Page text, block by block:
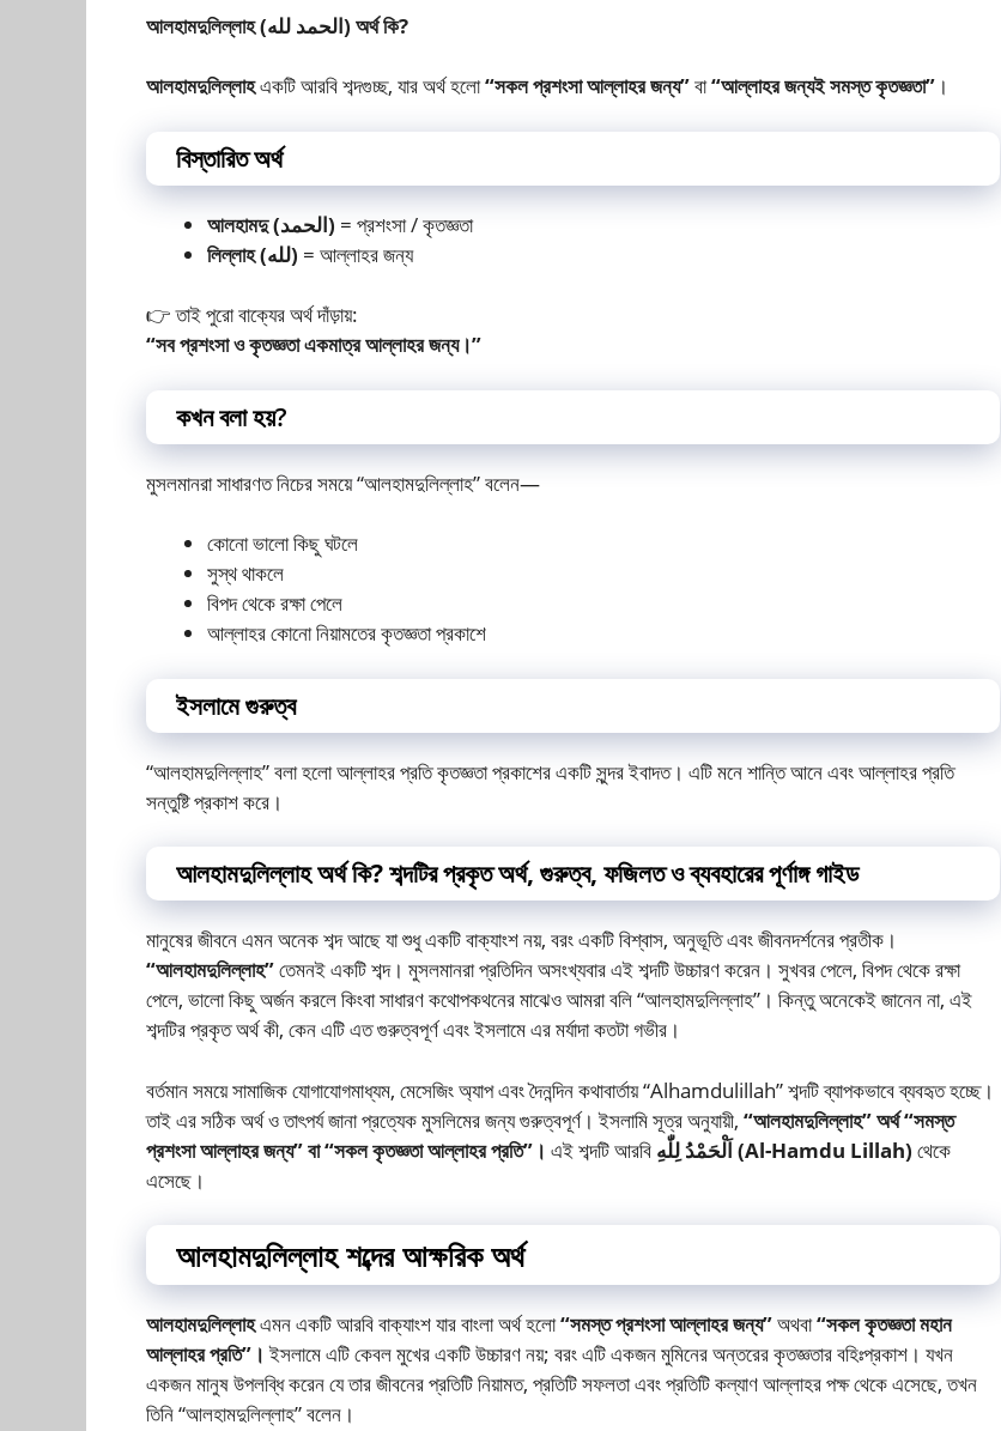
আলহামদুলিল্লাহ (الحمد لله) অর্থ কি?
আলহামদুলিল্লাহএকটি আরবি শব্দগুচ্ছ, যার অর্থ হলো“সকল প্রশংসা আল্লাহর জন্য”বা“আল্লাহর জন্যই সমস্ত কৃতজ্ঞতা” ।
বিস্তারিত অর্থ
আলহামদু (الحمد) = প্রশংসা / কৃতজ্ঞতা
লিল্লাহ (لله) = আল্লাহর জন্য
👉 তাই পুরো বাক্যের অর্থ দাঁড়ায়:
“সব প্রশংসা ও কৃতজ্ঞতা একমাত্র আল্লাহর জন্য।”
কখন বলা হয়?
মুসলমানরা সাধারণত নিচের সময়ে “আলহামদুলিল্লাহ” বলেন—
কোনো ভালো কিছু ঘটলে
সুস্থ থাকলে
বিপদ থেকে রক্ষা পেলে
আল্লাহর কোনো নিয়ামতের কৃতজ্ঞতা প্রকাশে
ইসলামে গুরুত্ব
“আলহামদুলিল্লাহ” বলা হলো আল্লাহর প্রতি কৃতজ্ঞতা প্রকাশের একটি সুন্দর ইবাদত। এটি মনে শান্তি আনে এবং আল্লাহর প্রতি
সন্তুষ্টি প্রকাশ করে।
আলহামদুলিল্লাহ অর্থ কি? শব্দটির প্রকৃত অর্থ, গুরুত্ব, ফজিলত ও ব্যবহারের পূর্ণাঙ্গ গাইড
মানুষের জীবনে এমন অনেক শব্দ আছে যা শুধু একটি বাক্যাংশ নয়, বরং একটি বিশ্বাস, অনুভূতি এবং জীবনদর্শনের প্রতীক।
“আলহামদুলিল্লাহ”তেমনই একটি শব্দ। মুসলমানরা প্রতিদিন অসংখ্যবার এই শব্দটি উচ্চারণ করেন। সুখবর পেলে, বিপদ থেকে রক্ষা
পেলে, ভালো কিছু অর্জন করলে কিংবা সাধারণ কথোপকথনের মাঝেও আমরা বলি “আলহামদুলিল্লাহ”। কিন্তু অনেকেই জানেন না, এই
শব্দটির প্রকৃত অর্থ কী, কেন এটি এত গুরুত্বপূর্ণ এবং ইসলামে এর মর্যাদা কতটা গভীর।
বর্তমান সময়ে সামাজিক যোগাযোগমাধ্যম, মেসেজিং অ্যাপ এবং দৈনন্দিন কথাবার্তায় “Alhamdulillah” শব্দটি ব্যাপকভাবে ব্যবহৃত হচ্ছে।
তাই এর সঠিক অর্থ ও তাৎপর্য জানা প্রত্যেক মুসলিমের জন্য গুরুত্বপূর্ণ। ইসলামি সূত্র অনুযায়ী, “আলহামদুলিল্লাহ” অর্থ “সমস্ত
প্রশংসা আল্লাহর জন্য” বা “সকল কৃতজ্ঞতা আল্লাহর প্রতি”। এই শব্দটি আরবি اَلْحَمْدُ لِلّٰهِ (Al-Hamdu Lillah) থেকে
এসেছে।
আলহামদুলিল্লাহ শব্দের আক্ষরিক অর্থ
আলহামদুলিল্লাহএমন একটি আরবি বাক্যাংশ যার বাংলা অর্থ হলো“সমস্ত প্রশংসা আল্লাহর জন্য”অথবা“সকল কৃতজ্ঞতা মহান
আল্লাহর প্রতি”। ইসলামে এটি কেবল মুখের একটি উচ্চারণ নয়; বরং এটি একজন মুমিনের অন্তরের কৃতজ্ঞতার বহিঃপ্রকাশ। যখন
একজন মানুষ উপলব্ধি করেন যে তার জীবনের প্রতিটি নিয়ামত, প্রতিটি সফলতা এবং প্রতিটি কল্যাণ আল্লাহর পক্ষ থেকে এসেছে, তখন
তিনি “আলহামদুলিল্লাহ” বলেন।